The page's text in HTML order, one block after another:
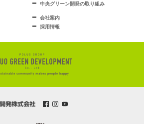
中央グリーン開発の取り組み
会社案内
採用情報